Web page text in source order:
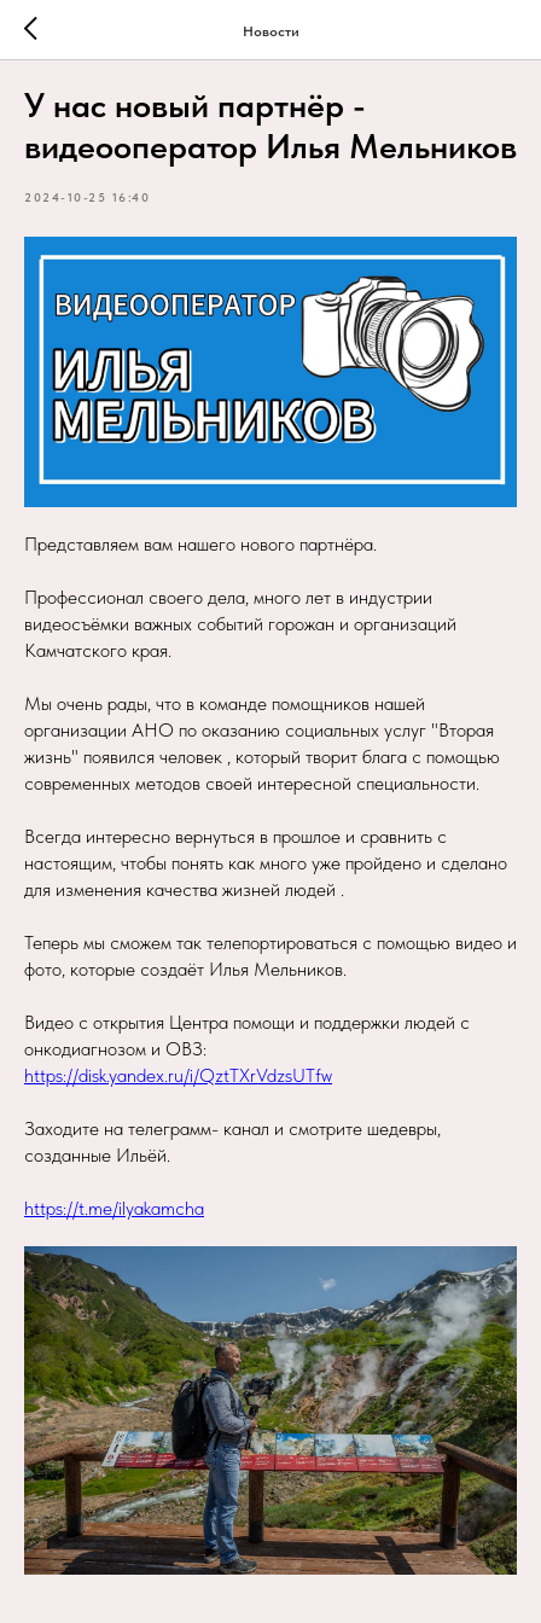
Новости
У нас новый партнёр -
видеооператор Илья Мельников
2024-10-25 16:40
Представляем вам нашего нового партнёра.
Профессионал своего дела, много лет в индустрии
видеосъёмки важных событий горожан и организаций
Камчатского края.
Мы очень рады, что в команде помощников нашей
организации АНО по оказанию социальных услуг "Вторая
жизнь" появился человек , который творит блага с помощью
современных методов своей интересной специальности.
Всегда интересно вернуться в прошлое и сравнить с
настоящим, чтобы понять как много уже пройдено и сделано
для изменения качества жизней людей .
Теперь мы сможем так телепортироваться с помощью видео и
фото, которые создаёт Илья Мельников.
Видео с открытия Центра помощи и поддержки людей с
онкодиагнозом и ОВЗ:
https://disk.yandex.ru/i/QztTXrVdzsUTfw
Заходите на телеграмм- канал и смотрите шедевры,
созданные Ильёй.
https://t.me/ilyakamcha